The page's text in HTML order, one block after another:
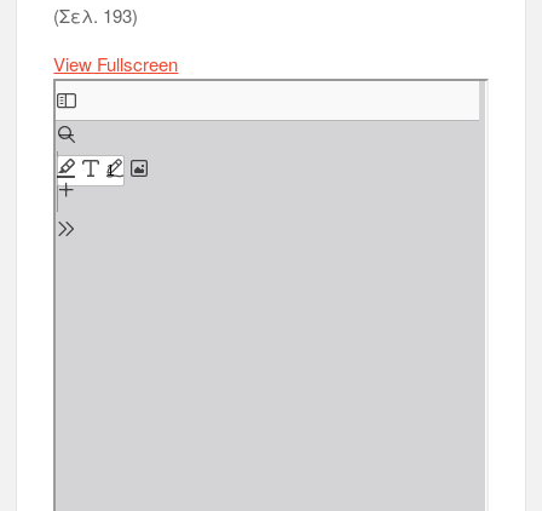
(Σελ. 193)
View Fullscreen